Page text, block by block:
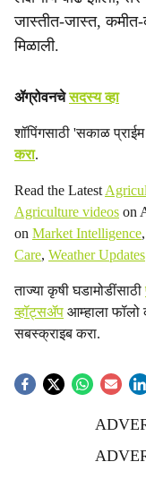
जास्तीत-जास्त, कमीत-
मिळाली.
ॲग्रोवनचेसदस्य व्हा
शॉपिंगसाठी 'सकाळ
करा.
Read the Latest
Agriculture videos on
on Market Intelligence,
Care, Weather Updates
ताज्या कृषी घडामोडींसाठी
व्हॉट्सॲप आम्हाला
सबस्क्राइब करा.